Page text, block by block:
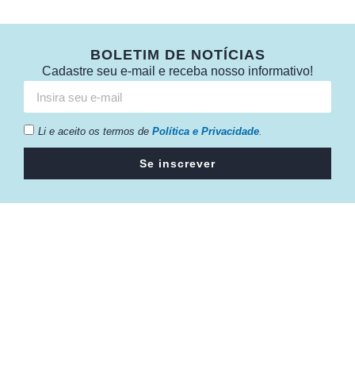
BOLETIM DE NOTÍCIAS
Cadastre seu e-mail e receba nosso informativo!
Li e aceito os termos de Política e Privacidade.
Se inscrever